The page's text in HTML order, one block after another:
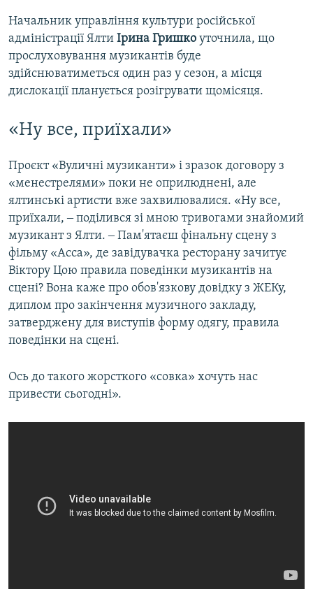
Начальник управління культури російської
адміністрації Ялти Ірина Гришко уточнила, що
прослуховування музикантів буде
здійснюватиметься один раз у сезон, а місця
дислокації планується розігрувати щомісяця.
«Ну все, приїхали»
Проєкт «Вуличні музиканти» і зразок договору з
«менестрелями» поки не оприлюднені, але
ялтинські артисти вже захвилювалися. «Ну все,
приїхали, ‒ поділився зі мною тривогами знайомий
музикант з Ялти. ‒ Пам'ятаєш фінальну сцену з
фільму «Асса», де завідувачка ресторану зачитує
Віктору Цою правила поведінки музикантів на
сцені? Вона каже про обов'язкову довідку з ЖЕКу,
диплом про закінчення музичного закладу,
затверджену для виступів форму одягу, правила
поведінки на сцені.
Ось до такого жорсткого «совка» хочуть нас
привести сьогодні».